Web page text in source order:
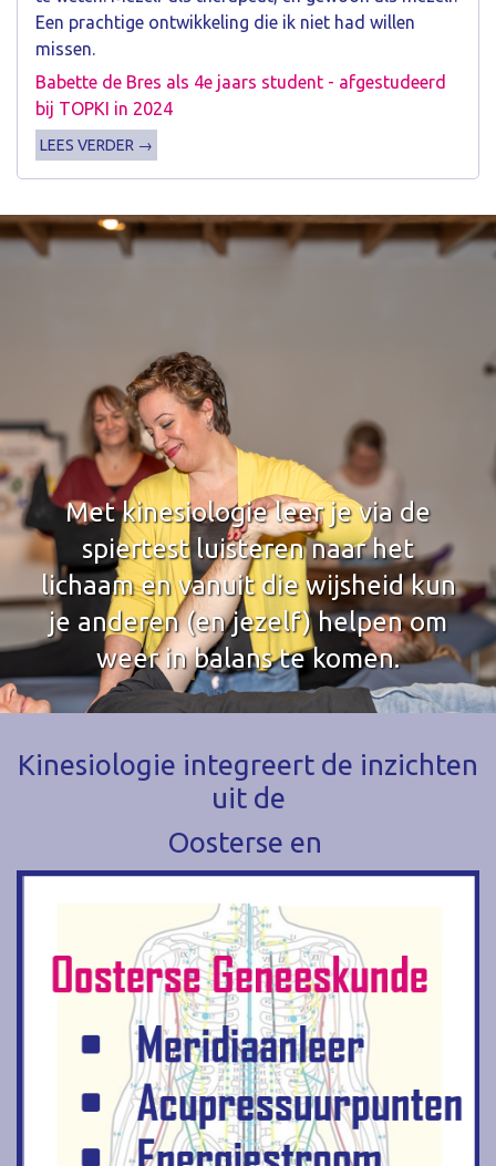
Een prachtige ontwikkeling die ik niet had willen
missen.
Babette de Bres als 4e jaars student - afgestudeerd
bij TOPKI in 2024
LEES VERDER →
Met kinesiologie leer je via de
spiertest luisteren naar het
lichaam en vanuit die wijsheid kun
je anderen (en jezelf) helpen om
weer in balans te komen.
Kinesiologie integreert de inzichten
uit de
Oosterse en